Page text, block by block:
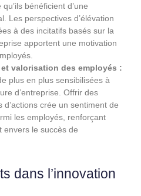
bénéficient d’une
Les perspectives d’élévation
à des incitatifs basés sur la
apportent une motivation
valorisation des employés :
plus en plus sensibilisées à
d’entreprise. Offrir des
crée un sentiment de
les employés, renforçant
envers le succès de
dans l’innovation